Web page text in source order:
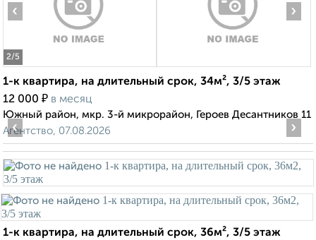
2/5
‹ ›
1-к квартира, на длительный срок, 34м², 3/5 этаж
12 000 ₽ в месяц
Южный район, мкр. 3-й микрорайон, Героев Десантников 11
Агентство, 07.08.2026
‹ ›
1-к квартира, на длительный срок, 36м², 3/5 этаж